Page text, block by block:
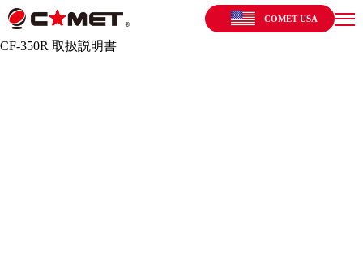
COMET USA
CF-350R 取扱説明書